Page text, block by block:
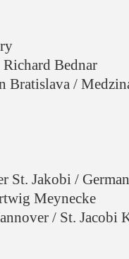
Bednar
Bratislava /
St. Jakobi /
Meynecke
/ St. Jacobi